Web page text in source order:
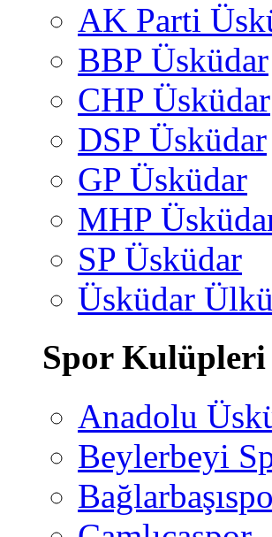
AK Parti
BBP Üsküdar
CHP Üsküdar
DSP Üsküdar
GP Üsküdar
MHP
SP Üsküdar
Üsküdar
Spor Kulüpleri
Anadolu
Beylerbeyi